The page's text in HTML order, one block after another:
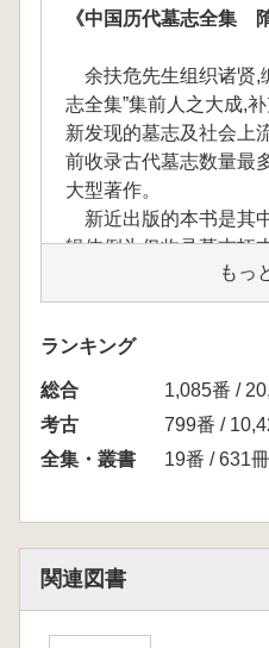
《中国历代墓志全集
余扶危先生组织诸贤,
志全集”集前人之大成,
新发现的墓志及社会上
前收录古代墓志数量最
大型著作。
新近出版的本书是其
辑体例为仅收录墓志拓
提供完整可靠的原始数
国歴代墓誌全集』は、
ます。ここ数年、考古
誌銘と社会に散在する
本書はその重要な成
裁は墓誌拓本と録文の
もっ
ランキング
総合
1,085番 /
考古
799番 /
全集・叢書
19番 / 631冊
関連図書